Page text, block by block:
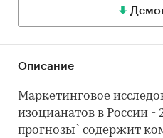
Описание
Маркетинговое
изоцианатов в России -
прогнозы` содержит